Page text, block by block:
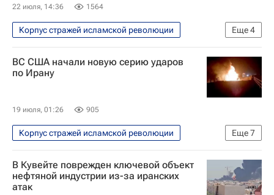
22 июля, 14:36 1564
Еще4
Корпус стражей исламской революции
В мире
США
Иран
Иордания
ВС США начали новую серию ударов
по Ирану
19 июля, 01:26 905
Еще7
Корпус стражей исламской революции
В мире
Вооруженные силы США
Военная операция США и Израиля против Ирана
Дональд Трамп
В Кувейте поврежден ключевой объект
нефтяной индустрии из-за иранских
атак